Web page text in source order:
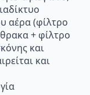
αέρα (φίλτρο
+ φίλτρο
και
και